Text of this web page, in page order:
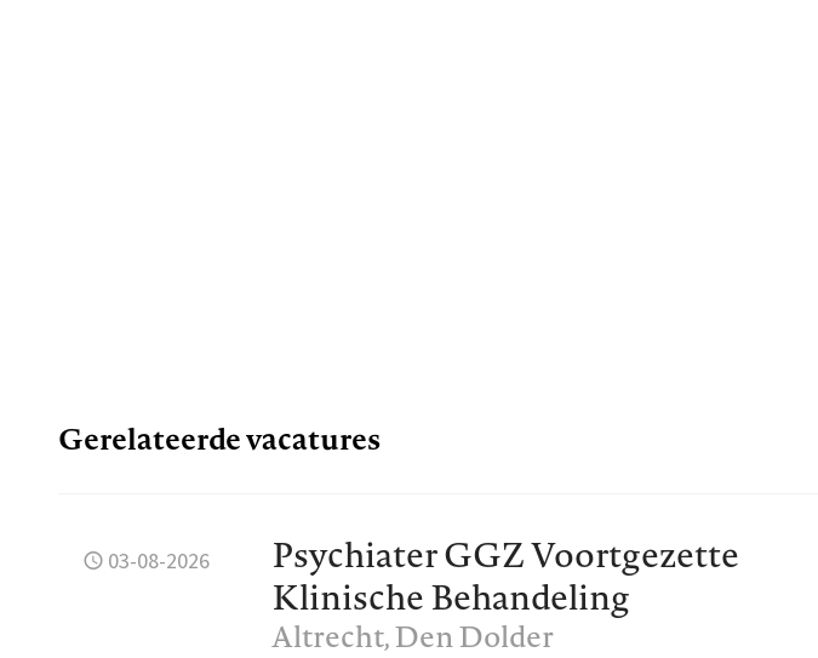
Gerelateerde vacatures
03-08-2026
Psychiater GGZ Voortgezette
Klinische Behandeling
Altrecht, Den Dolder